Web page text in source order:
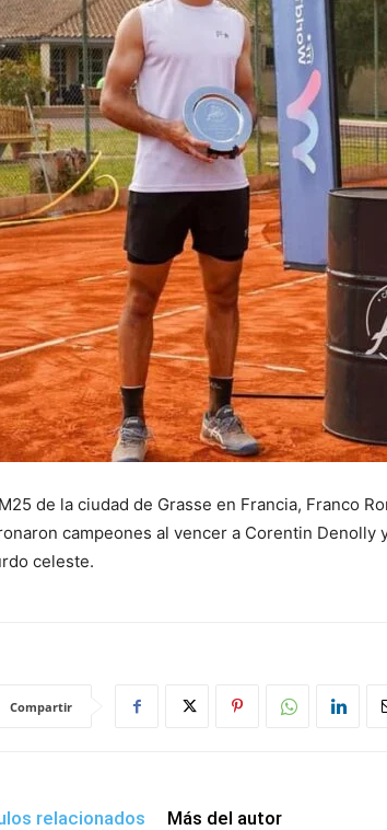
de la ciudad de Grasse en Francia, Franco
campeones al vencer a Corentin Denolly
celeste.
Compartir
relacionados Más del autor